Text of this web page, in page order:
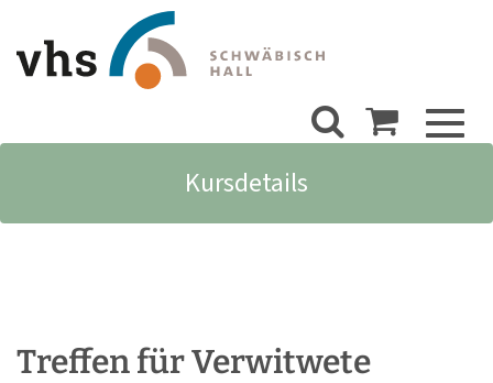
Kursdetails
Treffen für Verwitwete